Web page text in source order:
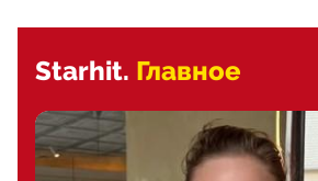
Starhit. Главное